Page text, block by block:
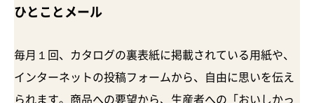
ひとことメール
毎月１回、カタログの裏表紙に掲載されている用紙や、
インターネットの投稿フォームから、自由に思いを伝え
られます。商品への要望から、生産者への「おいしかっ